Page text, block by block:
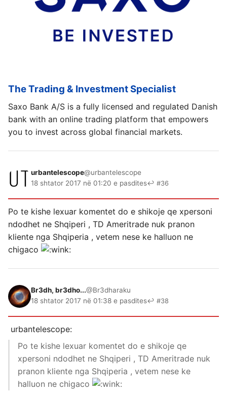
The Trading & Investment Specialist
Saxo Bank A/S is a fully licensed and regulated Danish
bank with an online trading platform that empowers
you to invest across global financial markets.
urbantelescope@urbantelescope
18 shtator 2017 në 01:20 e pasdites↩ #36
Po te kishe lexuar komentet do e shikoje qe xpersoni
ndodhet ne Shqiperi , TD Ameritrade nuk pranon
kliente nga Shqiperia , vetem nese ke halluon ne
chigaco
Br3dh, br3dho...@Br3dharaku
18 shtator 2017 në 01:38 e pasdites↩ #38
urbantelescope:
Po te kishe lexuar komentet do e shikoje qe
xpersoni ndodhet ne Shqiperi , TD Ameritrade nuk
pranon kliente nga Shqiperia , vetem nese ke
halluon ne chigaco